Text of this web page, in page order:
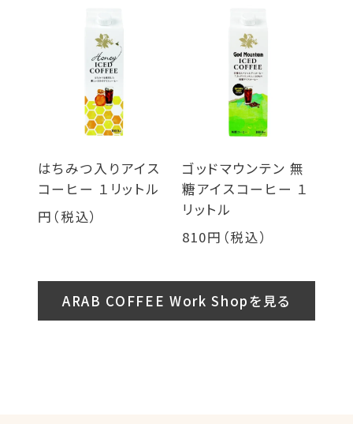
はちみつ入りアイス
コーヒー １リットル
円（税込）
ゴッドマウンテン 無
糖アイスコーヒー １
リットル
810円（税込）
ARAB COFFEE Work Shopを見る